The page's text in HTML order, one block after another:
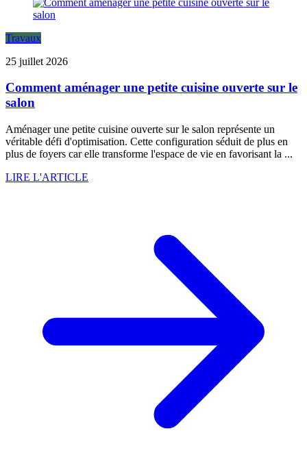
Travaux
25 juillet 2026
Comment aménager une petite cuisine ouverte sur le
salon
Aménager une petite cuisine ouverte sur le salon représente un
véritable défi d'optimisation. Cette configuration séduit de plus en
plus de foyers car elle transforme l'espace de vie en favorisant la ...
LIRE L'ARTICLE